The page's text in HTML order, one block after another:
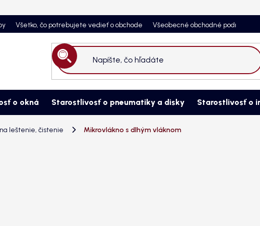
Všetko, čo potrebujete vedieť o obchode Všeobecné obchodné podmienky
Hľadať
o okná Starostlivosť o pneumatiky a disky Starostlivosť o
leštenie, čistenie Mikrovlákno s dlhým vláknom